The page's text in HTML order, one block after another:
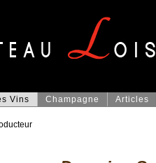
Vins Champagne Articles